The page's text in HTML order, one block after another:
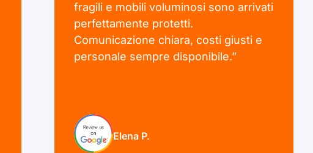
fragili e mobili voluminosi sono arrivati
perfettamente protetti.
Comunicazione chiara, costi giusti e
personale sempre disponibile.”
Elena P.